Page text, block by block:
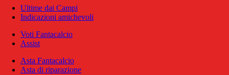
Ultime dai Campi
Indicazioni amichevoli
Voti Fantacalcio
Assist
Asta Fantacalcio
Asta di riparazione